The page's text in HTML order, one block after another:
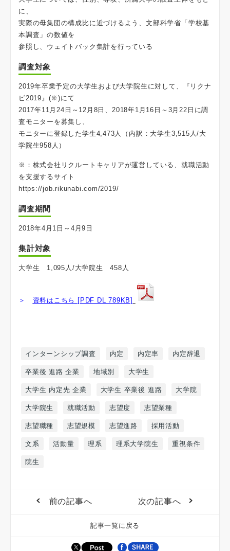
に、
実際の母集団の構成比に近づけるよう、文部科学省「学校基
本調査」の数値を
参照し、ウェイトバック集計を行っている
調査対象
2019年卒業予定の大学生および大学院生に対して、『リクナ
ビ2019』(※)にて
2017年11月24日～12月8日、2018年1月16日～3月22日に調
査モニターを募集し、
モニターに登録した学生4,473人（内訳：大学生3,515人/大
学院生958人）
※：株式会社リクルートキャリアが運営している、就職活動
を支援するサイト
https://job.rikunabi.com/2019/
調査期間
2018年4月1日～4月9日
集計対象
大学生 1,095人/大学院生 458人
＞ 資料はこちら [PDF DL 789KB]
インターンシップ調査 内定 内定率 内定辞退
卒業後 進路 企業 地域別 大学生
大学生 内定先 企業 大学生 卒業後 進路 大学院
大学院生 就職活動 志望度 志望業種
志望職種 志望規模 志望進路 採用活動
文系 活動量 理系 理系大学院生 重視条件
院生
前の記事へ 次の記事へ
記事一覧に戻る